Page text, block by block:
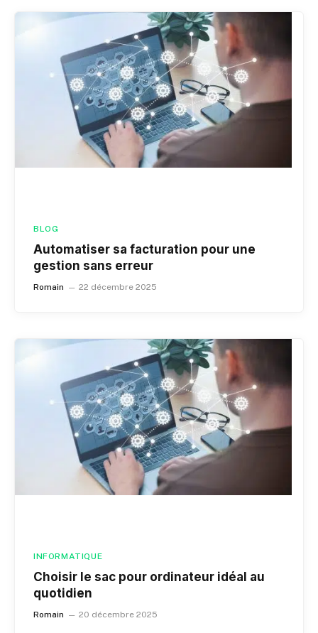
BLOG
Automatiser sa facturation pour une
gestion sans erreur
Romain 22 décembre 2025
INFORMATIQUE
Choisir le sac pour ordinateur idéal au
quotidien
Romain 20 décembre 2025